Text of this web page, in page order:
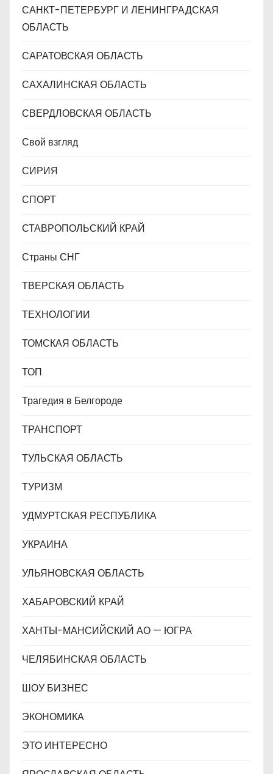
САНКТ-ПЕТЕРБУРГ И ЛЕНИНГРАДСКАЯ
ОБЛАСТЬ
САРАТОВСКАЯ ОБЛАСТЬ
САХАЛИНСКАЯ ОБЛАСТЬ
СВЕРДЛОВСКАЯ ОБЛАСТЬ
Свой взгляд
СИРИЯ
СПОРТ
СТАВРОПОЛЬСКИЙ КРАЙ
Страны СНГ
ТВЕРСКАЯ ОБЛАСТЬ
ТЕХНОЛОГИИ
ТОМСКАЯ ОБЛАСТЬ
ТОП
Трагедия в Белгороде
ТРАНСПОРТ
ТУЛЬСКАЯ ОБЛАСТЬ
ТУРИЗМ
УДМУРТСКАЯ РЕСПУБЛИКА
УКРАИНА
УЛЬЯНОВСКАЯ ОБЛАСТЬ
ХАБАРОВСКИЙ КРАЙ
ХАНТЫ-МАНСИЙСКИЙ АО — ЮГРА
ЧЕЛЯБИНСКАЯ ОБЛАСТЬ
ШОУ БИЗНЕС
ЭКОНОМИКА
ЭТО ИНТЕРЕСНО